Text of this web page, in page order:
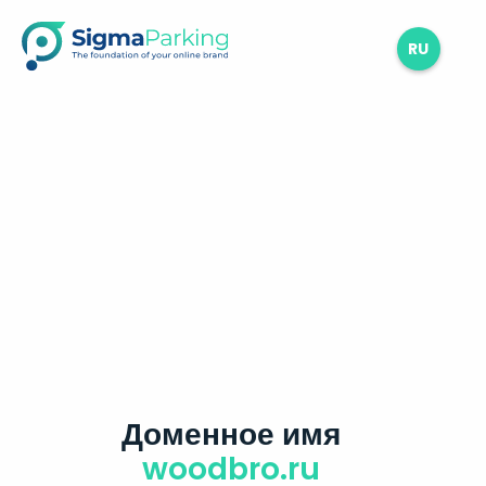
RU
Доменное имя
woodbro.ru